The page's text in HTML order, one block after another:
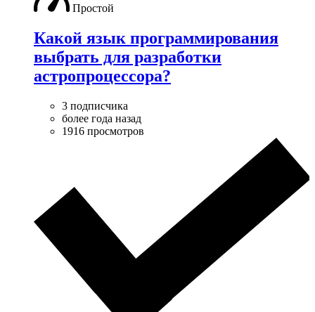
Простой
Какой язык программирования
выбрать для разработки
астропроцессора?
3 подписчика
более года назад
1916 просмотров